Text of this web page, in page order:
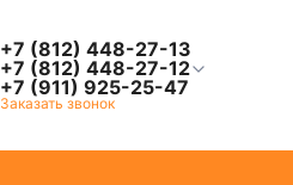
+7 (812) 448-27-13
+7 (812) 448-27-12
+7 (911) 925-25-47
Заказать звонок